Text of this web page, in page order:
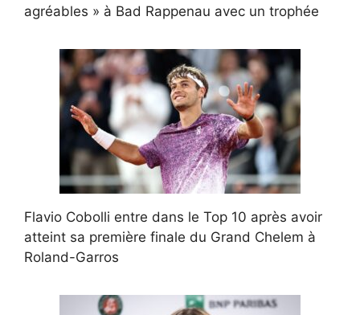
agréables » à Bad Rappenau avec un trophée
Flavio Cobolli entre dans le Top 10 après avoir
atteint sa première finale du Grand Chelem à
Roland-Garros